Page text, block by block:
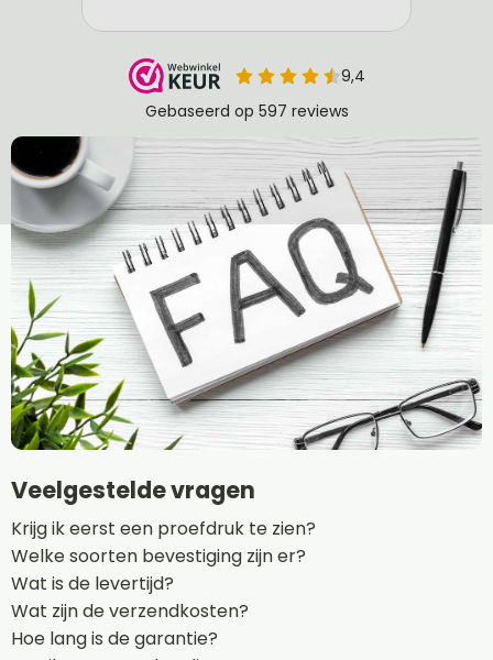
Veelgestelde vragen
Krijg ik eerst een proefdruk te zien?
Welke soorten bevestiging zijn er?
Wat is de levertijd?
Wat zijn de verzendkosten?
Hoe lang is de garantie?